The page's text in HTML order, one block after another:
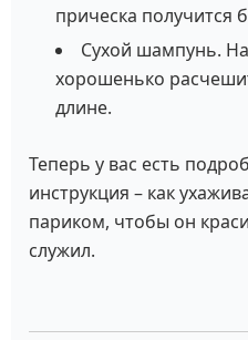
прическа получится
Сухой шампунь.
хорошенько
длине.
Теперь у вас есть
инструкция – как
париком, чтобы он
служил.